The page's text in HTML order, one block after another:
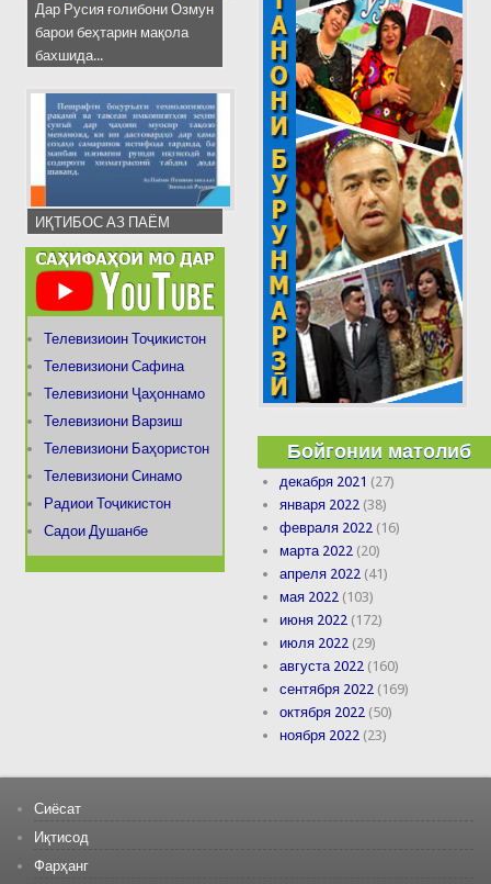
Дар Русия ғолибони Озмун
барои беҳтарин мақола
бахшида...
ИҚТИБОС АЗ ПАЁМ
Телевизиоин Тоҷикистон
Телевизиони Сафина
Телевизиони Ҷаҳоннамо
Телевизиони Варзиш
Телевизиони Баҳористон
Телевизиони Синамо
Радиои Тоҷикистон
Садои Душанбе
Бойгонии матолиб
декабря 2021 (27)
января 2022 (38)
февраля 2022 (16)
марта 2022 (20)
апреля 2022 (41)
мая 2022 (103)
июня 2022 (172)
июля 2022 (29)
августа 2022 (160)
сентября 2022 (169)
октября 2022 (50)
ноября 2022 (23)
Сиёсат
Иқтисод
Фарҳанг